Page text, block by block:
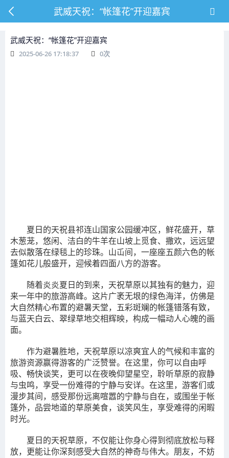
武威天祝：“帐篷花”开迎嘉宾
武威天祝：“帐篷花”开迎嘉宾
2025-06-26 17:18:37 0次
夏日的天祝县祁连山国家公园缓冲区，鲜花盛开，草
木葱茏，悠闲、洁白的牛羊在山坡上觅食、撒欢，远远望
去似散落在绿毯上的珍珠。山屲间，一座座五颜六色的帐
篷如花儿般盛开，迎候着四面八方的游客。
随着炎炎夏日的到来，天祝草原以其独有的魅力，迎
来一年中的旅游高峰。这片广袤无垠的绿色海洋，仿佛是
大自然精心布置的避暑天堂，五彩斑斓的帐篷错落有致，
与蓝天白云、翠绿草地交相辉映，构成一幅动人心魄的画
面。
作为避暑胜地，天祝草原以凉爽宜人的气候和丰富的
旅游资源赢得游客的广泛赞誉。在这里，你可以自由呼
吸、畅快谈笑，更可以在夜晚仰望星空，聆听草原的寂静
与虫鸣，享受一份难得的宁静与安详。在这里，游客们或
漫步其间，感受那份远离喧嚣的宁静与自在，或围坐于帐
篷外，品尝地道的草原美食，谈笑风生，享受难得的闲暇
时光。
夏日的天祝草原，不仅能让你身心得到彻底放松与释
放，更能让你深刻感受大自然的神奇与伟大。朋友，不妨